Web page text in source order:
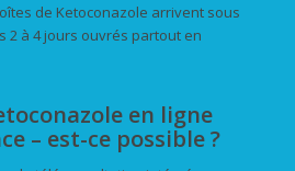
de Ketoconazole arrivent sous
2 à 4 jours ouvrés partout en
en ligne
– est-ce possible ?